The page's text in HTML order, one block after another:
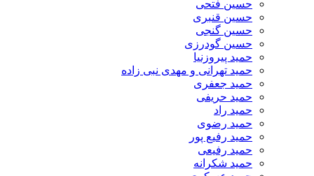
حسین فتحی
حسین قنبری
حسین گنجی
حسین گودرزی
حمید پیروزنیا
حمید تهرانی و مهدی نبی زاده
حمید جعفری
حمید حریفی
حمید راد
حمید رضوی
حمید رفیع پور
حمید رفیعی
حمید شکرانه